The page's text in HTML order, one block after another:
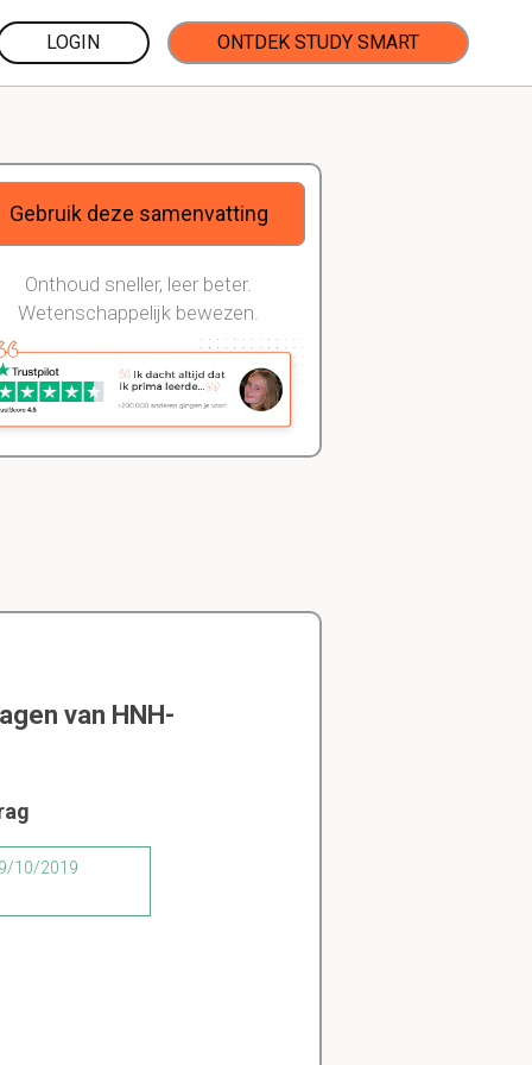
LOGIN ONTDEK STUDY SMART
Gebruik deze samenvatting
Onthoud sneller, leer beter.
Wetenschappelijk bewezen.
van HNH-
10/2019